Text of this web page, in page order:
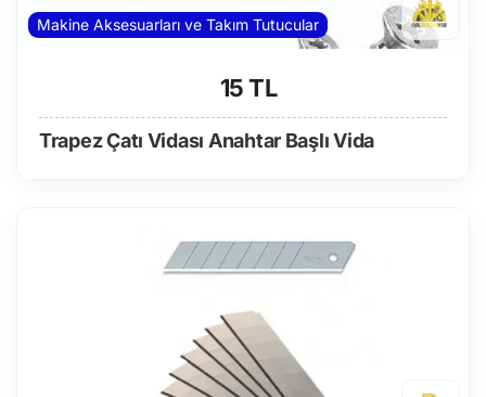
Makine Aksesuarları ve Takım Tutucular
15 TL
Trapez Çatı Vidası Anahtar Başlı Vida